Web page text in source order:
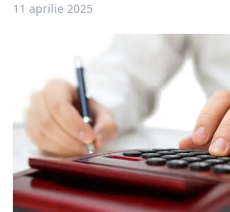
11 aprilie 2025